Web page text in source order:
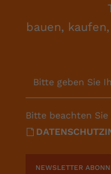
bauen,
Bitte geben Sie
Bitte beachten Sie
NEWSLETTER